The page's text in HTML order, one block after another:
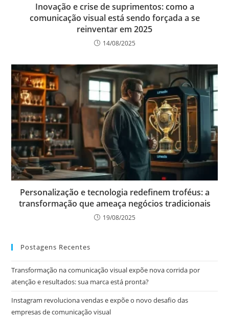
Inovação e crise de suprimentos: como a
comunicação visual está sendo forçada a se
reinventar em 2025
14/08/2025
Personalização e tecnologia redefinem troféus: a
transformação que ameaça negócios tradicionais
19/08/2025
Postagens Recentes
Transformação na comunicação visual expõe nova corrida por
atenção e resultados: sua marca está pronta?
Instagram revoluciona vendas e expõe o novo desafio das
empresas de comunicação visual